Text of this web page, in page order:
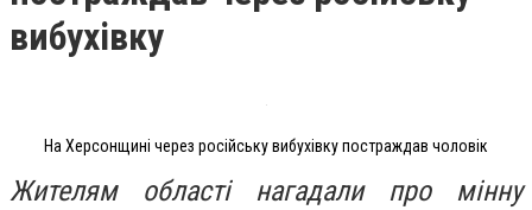
вибухівку
На Херсонщині через російську вибухівку постраждав чоловік
Жителям області нагадали про мінну